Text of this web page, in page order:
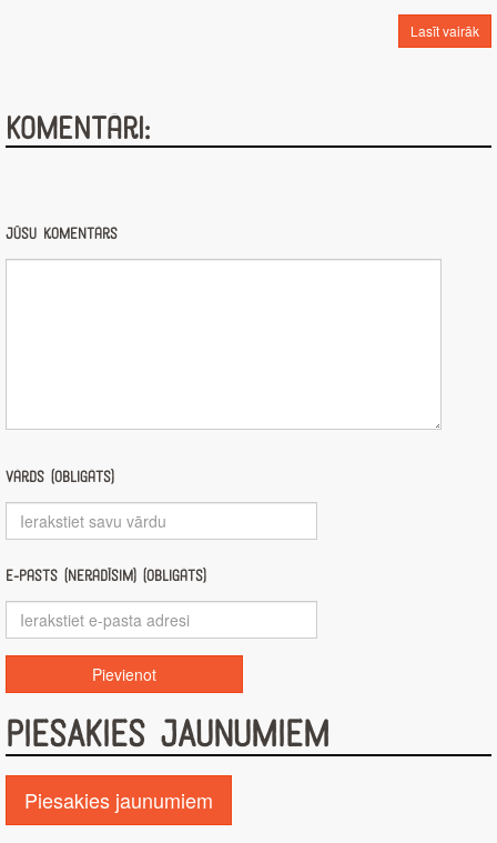
Lasīt vairāk
Komentāri:
Jūsu komentārs
Vārds (obligāts)
E-pasts (nerādīsim) (obligāts)
PIESAKIES JAUNUMIEM
Piesakies jaunumiem